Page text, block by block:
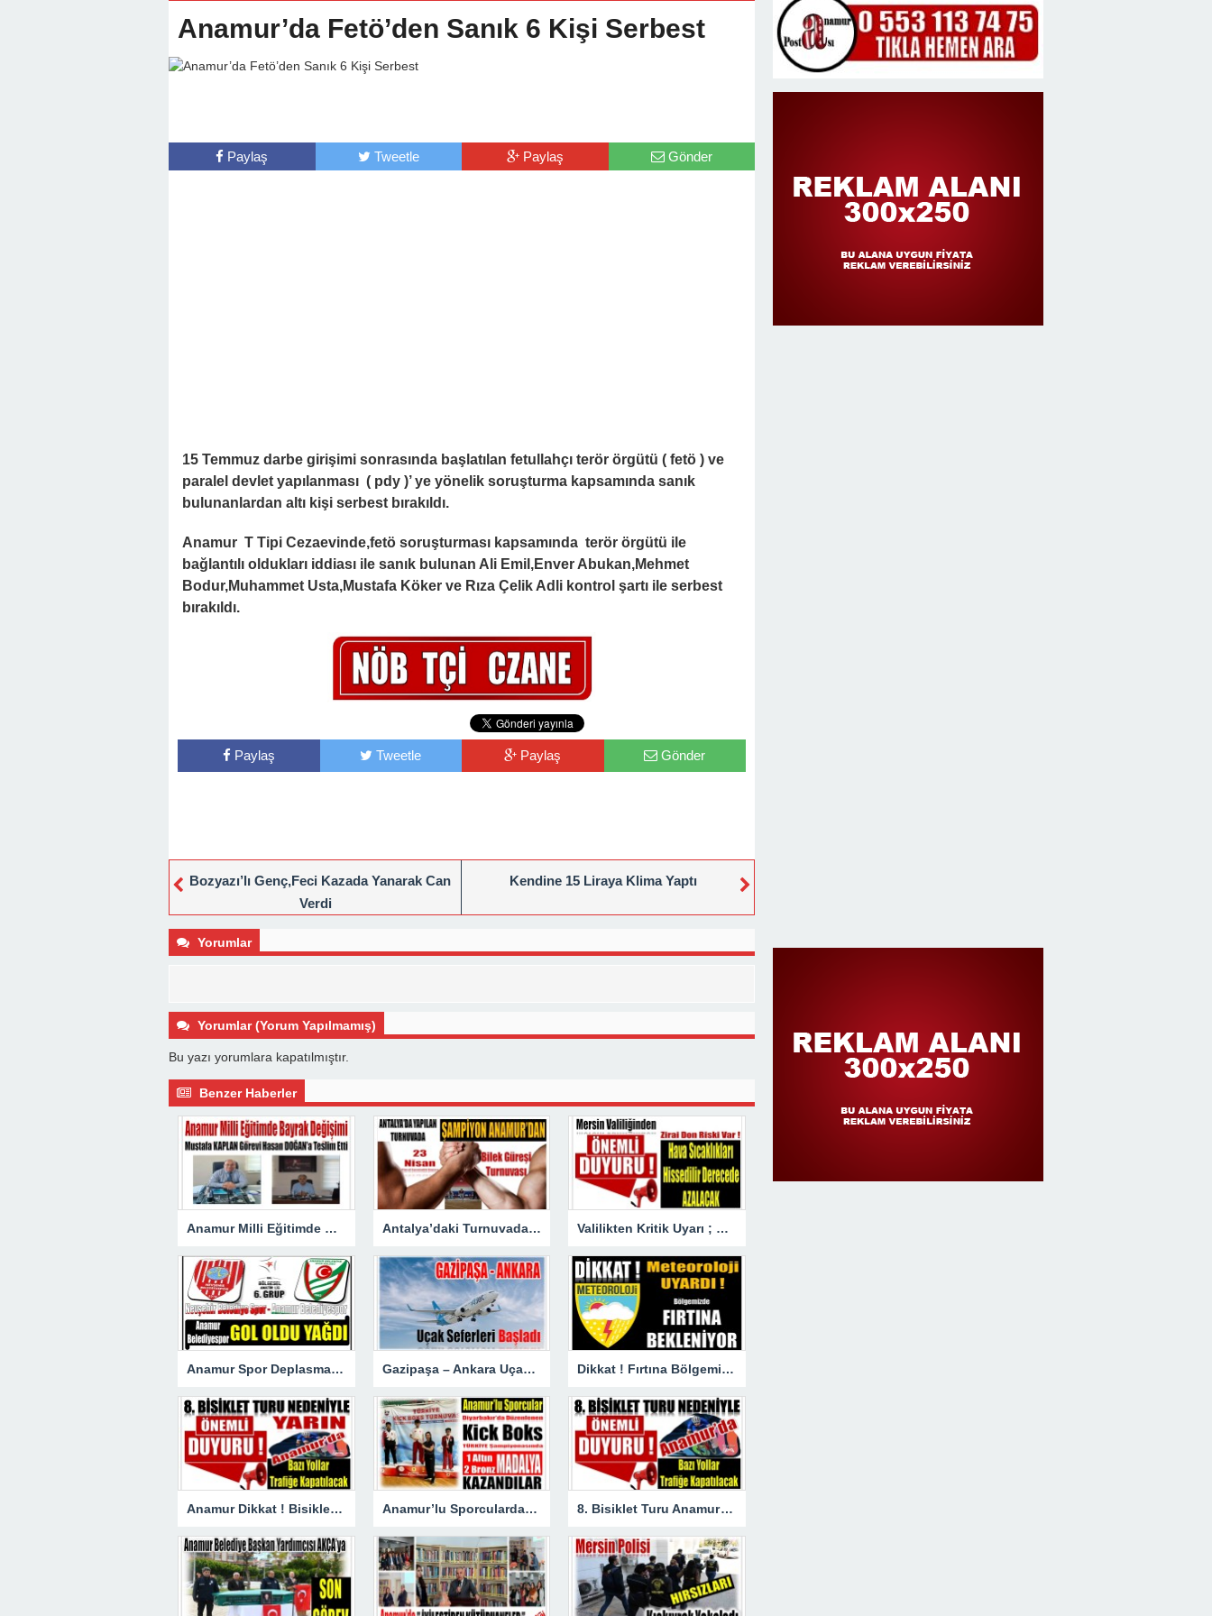
Anamur’da Fetö’den Sanık 6 Kişi Serbest
Paylaş Tweetle Paylaş Gönder
15 Temmuz darbe girişimi sonrasında başlatılan fetullahçı terör örgütü ( fetö ) ve
paralel devlet yapılanması ( pdy )’ ye yönelik soruşturma kapsamında sanık
bulunanlardan altı kişi serbest bırakıldı.
Anamur T Tipi Cezaevinde,fetö soruşturması kapsamında terör örgütü ile
bağlantılı oldukları iddiası ile sanık bulunan Ali Emil,Enver Abukan,Mehmet
Bodur,Muhammet Usta,Mustafa Köker ve Rıza Çelik Adli kontrol şartı ile serbest
bırakıldı.
Paylaş Tweetle Paylaş Gönder
Bozyazı’lı Genç,Feci Kazada Yanarak Can
Verdi
Kendine 15 Liraya Klima Yaptı
Yorumlar
Yorumlar (Yorum Yapılmamış)
Bu yazı yorumlara kapatılmıştır.
Benzer Haberler
Anamur Milli Eğitimde Görev Değişimi : Hasan DOĞAN Atandı Antalya’daki Turnuvada Şampiyon Anamur’dan Valilikten Kritik Uyarı ; Hava Sıcaklığı Hissedilir Derecede Azalacak!
Anamur Spor Deplasmanda Gol Oldu Yağdı! Gazipaşa – Ankara Uçak Seferleri Başladı Dikkat ! Fırtına Bölgemizde Etkili Olacak
Anamur Dikkat ! Bisiklet Yarışı Nedeniyle Bazı Yollar Kapanacak Anamur’lu Sporculardan Büyük Başarı ; 1 Altın 2 Bronz Madalya Kazandılar 8. Bisiklet Turu Anamur’dan Başlıyor. Bazı Yollar Trafiğe Kapatılacak